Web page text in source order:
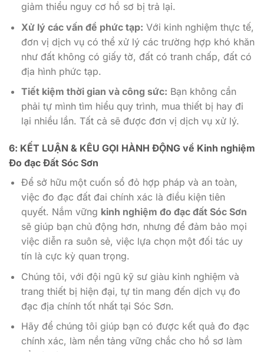
giảm thiểu nguy cơ hồ sơ bị trả lại.
Xử lý các vấn đề phức tạp: Với kinh nghiệm thực tế,
đơn vị dịch vụ có thể xử lý các trường hợp khó khăn
như đất không có giấy tờ, đất có tranh chấp, đất có
địa hình phức tạp.
Tiết kiệm thời gian và công sức: Bạn không cần
phải tự mình tìm hiểu quy trình, mua thiết bị hay đi
lại nhiều lần. Tất cả sẽ được đơn vị dịch vụ xử lý.
6: KẾT LUẬN & KÊU GỌI HÀNH ĐỘNG về Kinh nghiệm
Đo đạc Đất Sóc Sơn
Để sở hữu một cuốn sổ đỏ hợp pháp và an toàn,
việc đo đạc đất đai chính xác là điều kiện tiên
quyết. Nắm vững kinh nghiệm đo đạc đất Sóc Sơn
sẽ giúp bạn chủ động hơn, nhưng để đảm bảo mọi
việc diễn ra suôn sẻ, việc lựa chọn một đối tác uy
tín là cực kỳ quan trọng.
Chúng tôi, với đội ngũ kỹ sư giàu kinh nghiệm và
trang thiết bị hiện đại, tự tin mang đến dịch vụ đo
đạc địa chính tốt nhất tại Sóc Sơn.
Hãy để chúng tôi giúp bạn có được kết quả đo đạc
chính xác, làm nền tảng vững chắc cho hồ sơ làm